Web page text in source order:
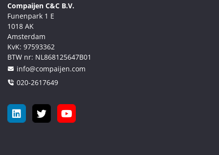
Compaijen C&C B.V.
Funenpark 1 E
1018 AK
Amsterdam
info@compaijen.com
020-2617649
KvK: 97593362
BTW nr: NL868125647B01